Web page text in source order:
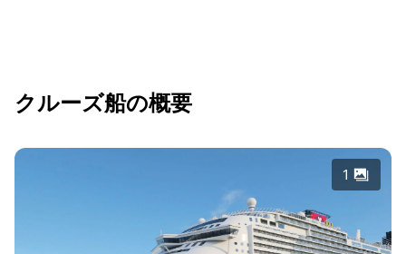
クルーズ船の概要
1